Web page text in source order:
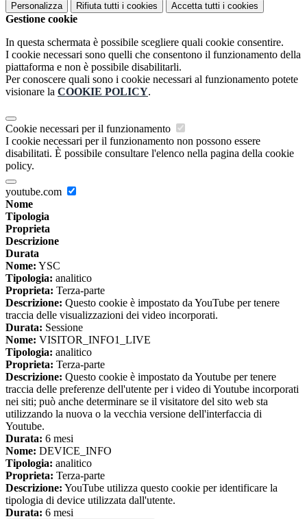
Personalizza Rifiuta tutti i cookies Accetta tutti i cookies
Gestione cookie
In questa schermata è possibile scegliere quali cookie consentire.
I cookie necessari sono quelli che consentono il funzionamento della
piattaforma e non è possibile disabilitarli.
Per conoscere quali sono i cookie necessari al funzionamento potete
visionare la COOKIE POLICY.
Cookie necessari per il funzionamento
I cookie necessari per il funzionamento non possono essere
disabilitati. È possibile consultare l'elenco nella pagina della cookie
policy.
youtube.com
Nome
Tipologia
Proprieta
Descrizione
Durata
Nome: YSC
Tipologia: analitico
Proprieta: Terza-parte
Descrizione: Questo cookie è impostato da YouTube per tenere
traccia delle visualizzazioni dei video incorporati.
Durata: Sessione
Nome: VISITOR_INFO1_LIVE
Tipologia: analitico
Proprieta: Terza-parte
Descrizione: Questo cookie è impostato da Youtube per tenere
traccia delle preferenze dell'utente per i video di Youtube incorporati
nei siti; può anche determinare se il visitatore del sito web sta
utilizzando la nuova o la vecchia versione dell'interfaccia di
Youtube.
Durata: 6 mesi
Nome: DEVICE_INFO
Tipologia: analitico
Proprieta: Terza-parte
Descrizione: YouTube utilizza questo cookie per identificare la
tipologia di device utilizzata dall'utente.
Durata: 6 mesi